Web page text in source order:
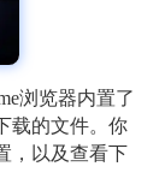
浏览器内置了
载的文件。你
，以及查看下